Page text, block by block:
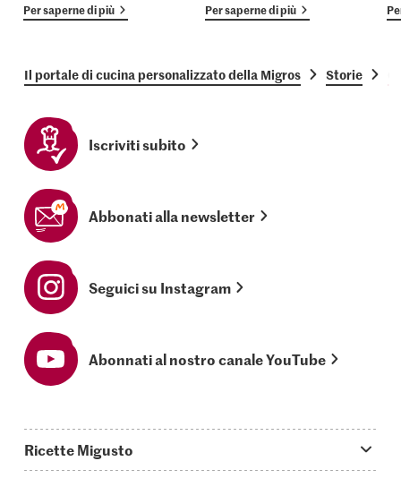
Per saperne di più Per saperne di più
Il portale di cucina personalizzato della Migros Storie
Iscriviti subito
Abbonati alla newsletter
Seguici su Instagram
Abonnati al nostro canale YouTube
Ricette Migusto